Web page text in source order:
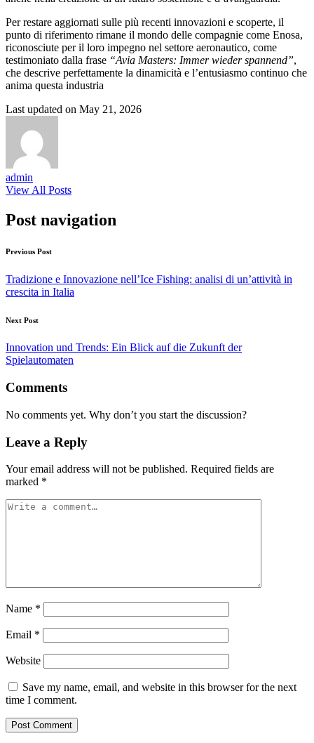
Per restare aggiornati sulle più recenti innovazioni e scoperte, il
punto di riferimento rimane il mondo delle compagnie come Enosa,
riconosciute per il loro impegno nel settore aeronautico, come
testimoniato dalla frase “Avia Masters: Immer wieder spannend”,
che descrive perfettamente la dinamicità e l’entusiasmo continuo che
anima questa industria
Last updated on May 21, 2026
admin
View All Posts
Post navigation
Previous Post
Tradizione e Innovazione nell’Ice Fishing: analisi di un’attività in
crescita in Italia
Next Post
Innovation und Trends: Ein Blick auf die Zukunft der
Spielautomaten
Comments
No comments yet. Why don’t you start the discussion?
Leave a Reply
Your email address will not be published. Required fields are
marked *
Name *
Email *
Website
Save my name, email, and website in this browser for the next
time I comment.